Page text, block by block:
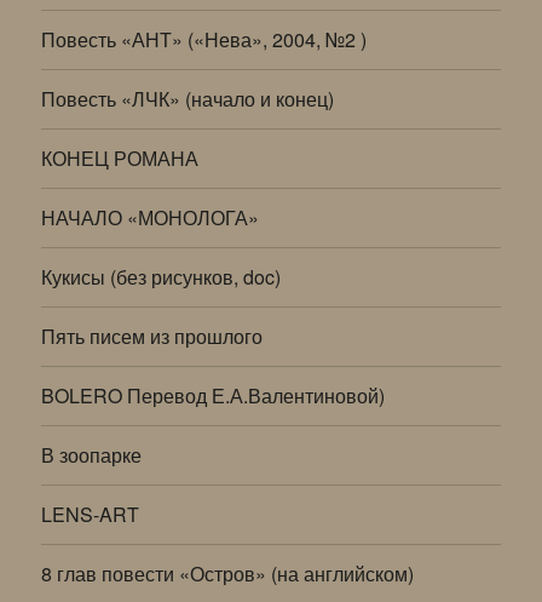
Повесть «АНТ» («Нева», 2004, №2 )
Повесть «ЛЧК» (начало и конец)
КОНЕЦ РОМАНА
НАЧАЛО «МОНОЛОГА»
Кукисы (без рисунков, doc)
Пять писем из прошлого
BOLERO Перевод Е.А.Валентиновой)
В зоопарке
LENS-ART
8 глав повести «Остров» (на английском)